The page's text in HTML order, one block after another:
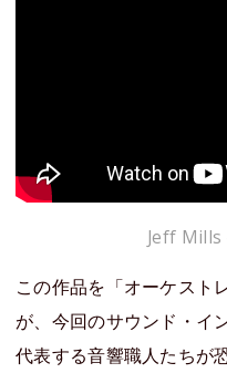
Jeff Mills
この作品を「オーケスト
が、今回のサウンド・イ
代表する音響職人たちが